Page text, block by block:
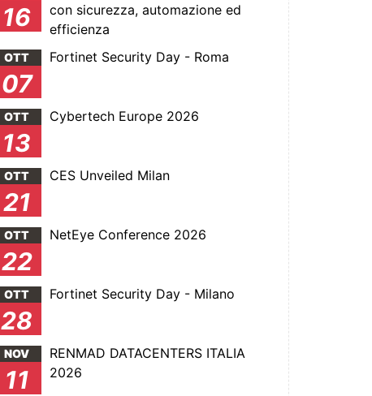
16
con sicurezza, automazione ed
efficienza
OTT
07
Fortinet Security Day - Roma
OTT
13
Cybertech Europe 2026
OTT
21
CES Unveiled Milan
OTT
22
NetEye Conference 2026
OTT
28
Fortinet Security Day - Milano
NOV
11
RENMAD DATACENTERS ITALIA
2026